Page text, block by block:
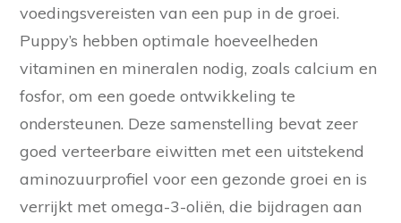
voedingsvereisten van een pup in de groei.
Puppy’s hebben optimale hoeveelheden
vitaminen en mineralen nodig, zoals calcium en
fosfor, om een goede ontwikkeling te
ondersteunen. Deze samenstelling bevat zeer
goed verteerbare eiwitten met een uitstekend
aminozuurprofiel voor een gezonde groei en is
verrijkt met omega-3-oliën, die bijdragen aan